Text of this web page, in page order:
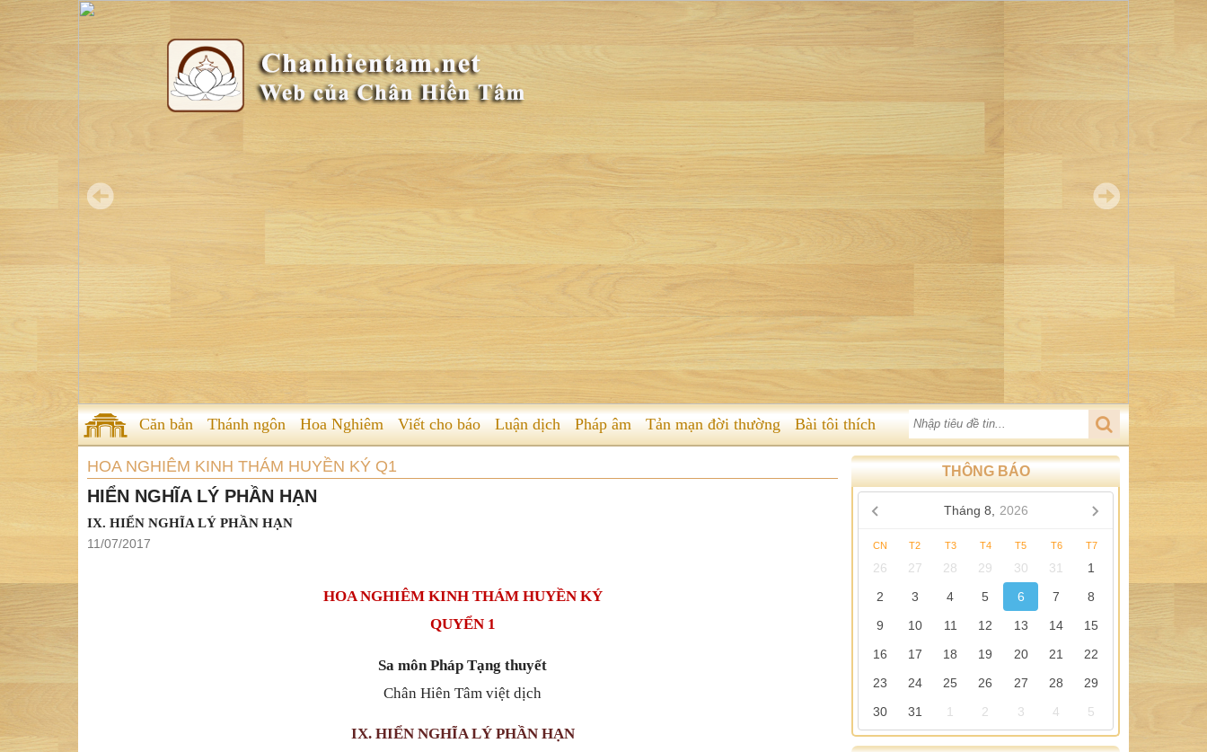
Căn bản Thánh ngôn Hoa Nghiêm Viết cho báo Luận dịch Pháp âm Tản mạn đời thường Bài tôi thích
HOA NGHIÊM KINH THÁM HUYỀN KÝ Q1
HIỂN NGHĨA LÝ PHẦN HẠN
IX. HIỂN NGHĨA LÝ PHẦN HẠN
11/07/2017
HOA NGHIÊM KINH THÁM HUYỀN KÝ
QUYỂN 1
Sa môn Pháp Tạng thuyết
Chân Hiên Tâm việt dịch
IX. HIỂN NGHĨA LÝ PHẦN HẠN
THÔNG BÁO
Tháng 8, 2026
CN T2 T3 T4 T5 T6 T7
26 27 28 29 30 31
1
2
3 4 5 6 7
8
9
10 11 12 13 14
15
16
17 18 19 20 21
22
23
24 25 26 27 28
29
30
31 1 2 3 4 5